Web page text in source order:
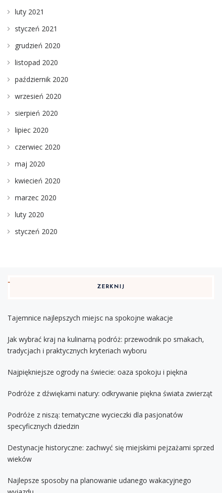
luty 2021
styczeń 2021
grudzień 2020
listopad 2020
październik 2020
wrzesień 2020
sierpień 2020
lipiec 2020
czerwiec 2020
maj 2020
kwiecień 2020
marzec 2020
luty 2020
styczeń 2020
ZERKNIJ
Tajemnice najlepszych miejsc na spokojne wakacje
Jak wybrać kraj na kulinarną podróż: przewodnik po smakach,
tradycjach i praktycznych kryteriach wyboru
Najpiękniejsze ogrody na świecie: oaza spokoju i piękna
Podróże z dźwiękami natury: odkrywanie piękna świata zwierząt
Podróże z niszą: tematyczne wycieczki dla pasjonatów
specyficznych dziedzin
Destynacje historyczne: zachwyć się miejskimi pejzażami sprzed
wieków
Najlepsze sposoby na planowanie udanego wakacyjnego